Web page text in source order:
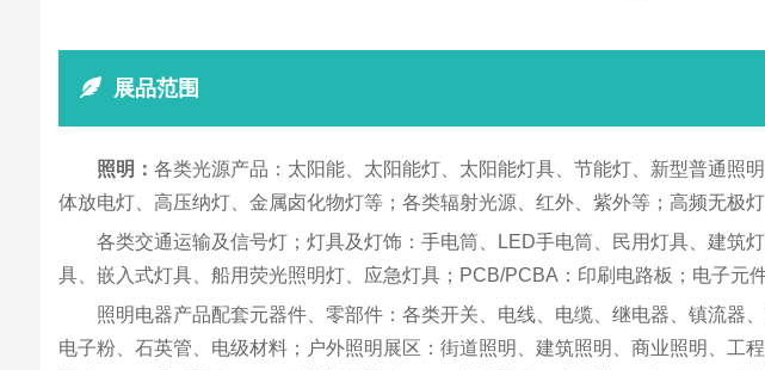
展品范围
照明： 各类光源产品：太阳能、太阳能灯、太阳能灯具、节能灯、新型普通照
体放电灯、高压纳灯、金属卤化物灯等；各类辐射光源、红外、紫外等；高频无极
各类交通运输及信号灯；灯具及灯饰：手电筒、LED手电筒、民用灯具、建筑
具、嵌入式灯具、船用荧光照明灯、应急灯具；PCB/PCBA：印刷电路板；电子元
照明电器产品配套元器件、零部件：各类开关、电线、电缆、继电器、镇流器
电子粉、石英管、电级材料；户外照明展区：街道照明、建筑照明、商业照明、